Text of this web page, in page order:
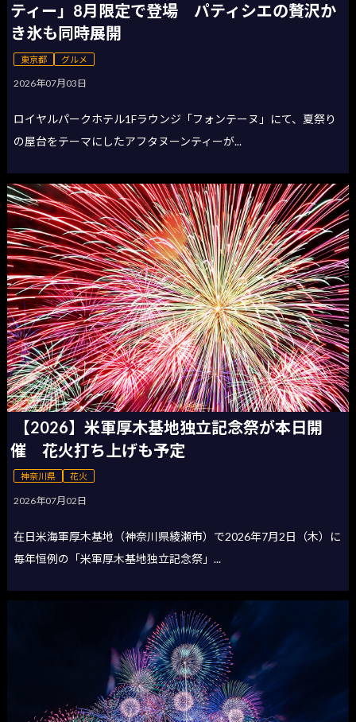
ティー」8月限定で登場 パティシエの贅沢か
き氷も同時展開
東京都 グルメ
2026年07月03日
ロイヤルパークホテル1Fラウンジ「フォンテーヌ」にて、夏祭り
の屋台をテーマにしたアフタヌーンティーが...
【2026】米軍厚木基地独立記念祭が本日開
催 花火打ち上げも予定
神奈川県 花火
2026年07月02日
在日米海軍厚木基地（神奈川県綾瀬市）で2026年7月2日（木）に
毎年恒例の「米軍厚木基地独立記念祭」...